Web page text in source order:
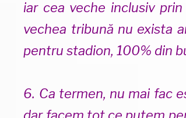
iar cea veche inclusiv
vechea tribună nu exista
pentru stadion, 100% din
6. Ca termen, nu mai fac